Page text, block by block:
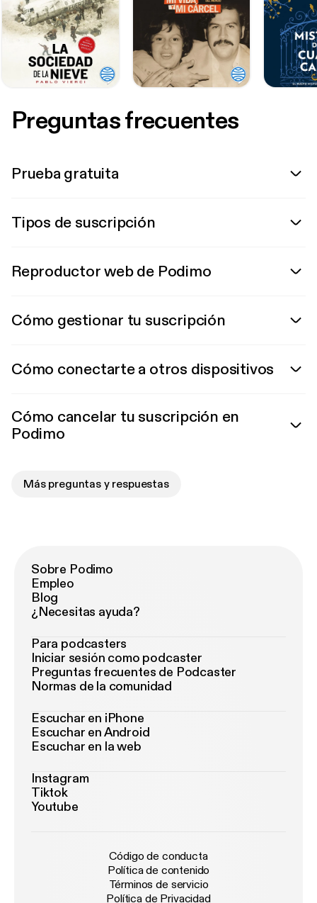
Preguntas frecuentes
Prueba gratuita
Tipos de suscripción
Reproductor web de Podimo
Cómo gestionar tu suscripción
Cómo conectarte a otros dispositivos
Cómo cancelar tu suscripción en
Podimo
Más preguntas y respuestas
Sobre Podimo
Empleo
Blog
¿Necesitas ayuda?
Para podcasters
Iniciar sesión como podcaster
Preguntas frecuentes de Podcaster
Normas de la comunidad
Escuchar en iPhone
Escuchar en Android
Escuchar en la web
Instagram
Tiktok
Youtube
Código de conducta
Política de contenido
Términos de servicio
Política de Privacidad